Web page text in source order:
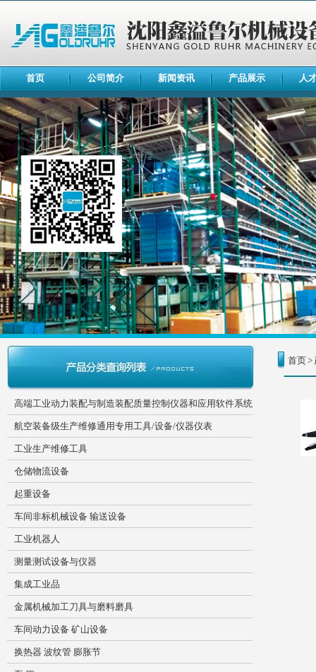
首页 公司简介 新闻资讯 产品展示 人
高端工业动力装配与制造装配质量控制仪器和应用软件系统
航空装备级生产维修通用专用工具/设备/仪器仪表
工业生产维修工具
仓储物流设备
起重设备
车间非标机械设备 输送设备
工业机器人
测量测试设备与仪器
集成工业品
金属机械加工刀具与磨料磨具
车间动力设备 矿山设备
换热器 波纹管 膨胀节
首页>